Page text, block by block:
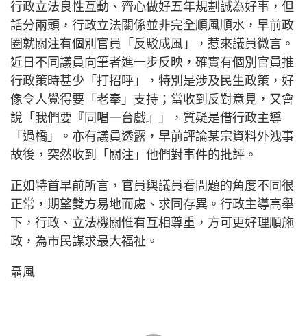
行政立法良性互動、齊心做好五年規劃誠為好事，但
話分兩頭，行政立法關係並非完全順風順水，早前政
圈就關注有個別官員「反駁成風」，惹來議員微言。
近日不同議員向筆者進一步反映，確實有個別官員推
行政策時甚少「打招呼」，特別是涉及民生政策，好
像令人覺得要「老奉」支持；當收到反對意見，又會
說「我們要『同唱一台戲』」，質疑是借行政主導
「過橋」。亦有議員透露，早前評論某宗資料外洩事
故後，突然收到「關注」他們對事件的批評。
正如特首早前所言，官員與議員看問題的角度不同很
正常，期望雙方易地而處、求同存異。行政主導高舉
下，行政、立法機關惟有互相尊重，方可更好理順施
政，為市民謀求最大福祉。
聶風